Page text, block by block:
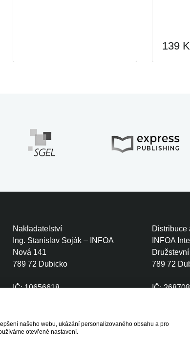
139
Nakladatelství
Ing. Stanislav Soják – INFOA
Nová 141
789 72 Dubicko
IČ: 10656618
Distribuce
INFOA
789 72
IČ:
DIČ:
s.r.o.
našeho webu, ukázání personalizovaného obsahu a pro
otevřené nastavení.